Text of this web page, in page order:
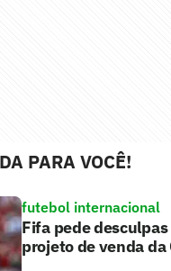
PARA VOCÊ!
futebol internacional
Fifa pede
projeto de venda da